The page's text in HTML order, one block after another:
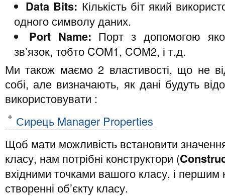
Data Bits: Кількість біт який
одного символу даних.
Port Name: Порт з допомогою
зв’язок, тобто COM1, COM2, і т.д.
Ми також маємо 2 властивості, що не
собі, але визначають, як дані будуть
використовувати :
Сирець Manager Properties
Щоб мати можливість встановити
класу, нам потрібні конструктори (
вхідними точками вашого класу, і першим
створенні об’єкту класу.